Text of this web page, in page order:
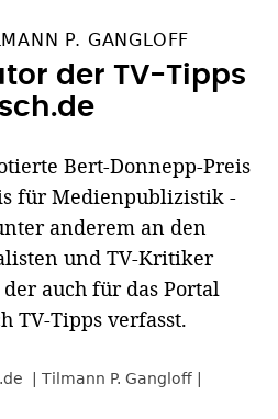
P. GANGLOFF
der TV-Tipps
Bert-Donnepp-Preis
für Medienpublizistik -
anderem an den
und TV-Kritiker
auch für das Portal
TV-Tipps verfasst.
Tilmann P. Gangloff